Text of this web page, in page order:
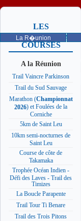
La R�union
LES
PROCHAINES
COURSES
A la Réunion
Trail Vaincre Parkinson
Trail du Sud Sauvage
Marathon (Championnat
2026) et Foulées de la
Corniche
5km de Saint Leu
10km semi-nocturnes de
Saint Leu
Course de côte de
Takamaka
Trophée Océan Indien -
Défi des Laves - Trail des
Timizes
La Boucle Parapente
Trail Tour Ti Benare
Trail des Trois Pitons